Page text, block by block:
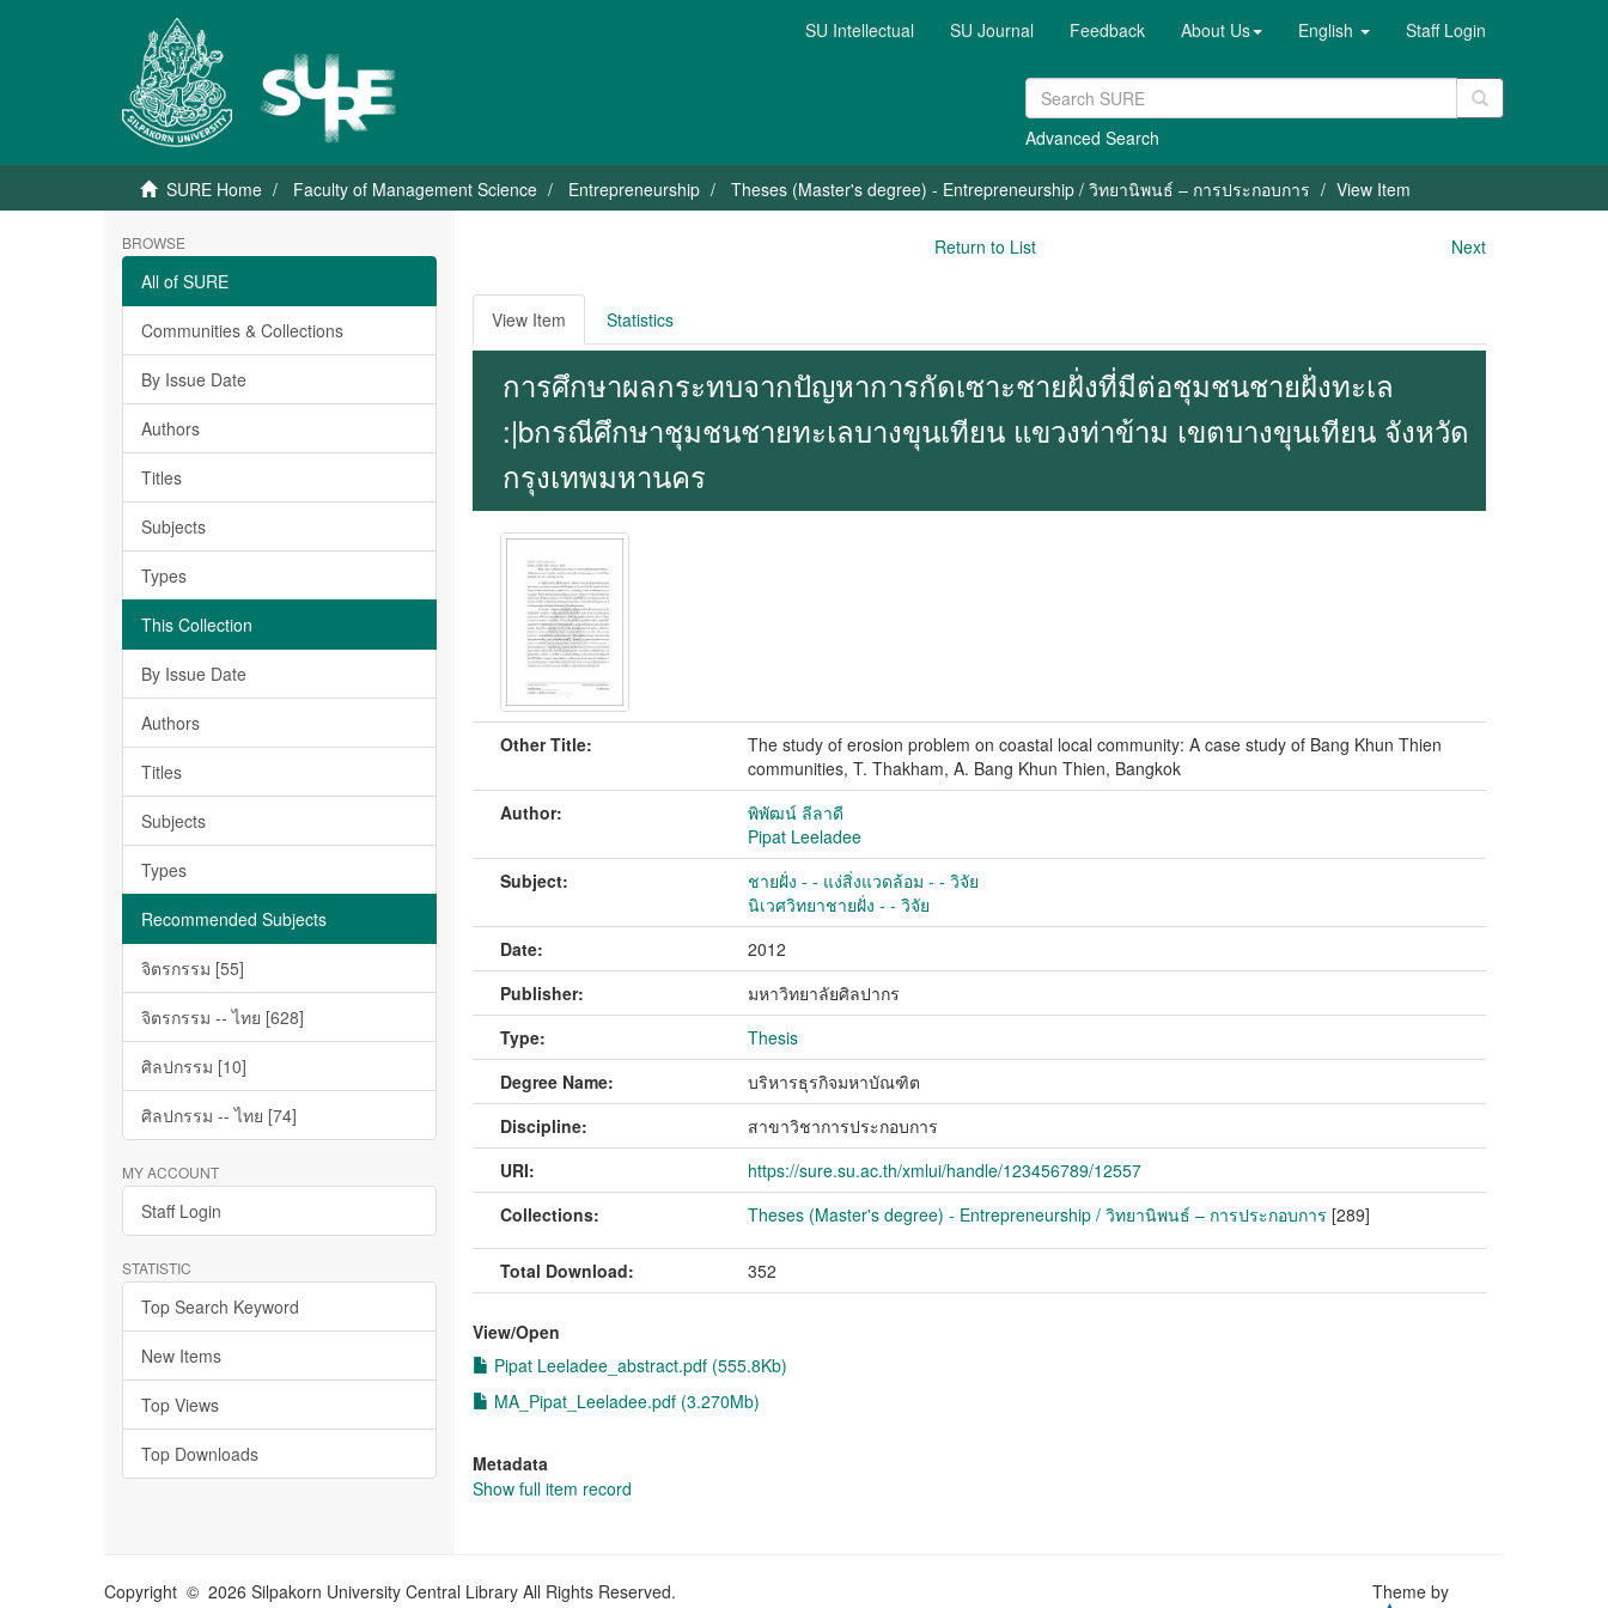
SU Intellectual SU Journal Feedback About Us English Staff Login
Advanced Search
SURE Home Faculty of Management Science Entrepreneurship Theses (Master's degree) - Entrepreneurship / วิทยานิพนธ์ – การประกอบการ View Item
BROWSE
All of SURE
Communities & Collections
By Issue Date
Authors
Titles
Subjects
Types
This Collection
By Issue Date
Authors
Titles
Subjects
Types
Recommended Subjects
จิตรกรรม [55]
จิตรกรรม -- ไทย [628]
ศิลปกรรม [10]
ศิลปกรรม -- ไทย [74]
MY ACCOUNT
Staff Login
STATISTIC
Top Search Keyword
New Items
Top Views
Top Downloads
Return to List Next
View Item Statistics
การศึกษาผลกระทบจากปัญหาการกัดเซาะชายฝั่งที่มีต่อชุมชนชายฝั่งทะเล
:|bกรณีศึกษาชุมชนชายทะเลบางขุนเทียน แขวงท่าข้าม เขตบางขุนเทียน จังหวัด
กรุงเทพมหานคร
Other Title:
The study of erosion problem on coastal local community: A case study of Bang Khun Thien
communities, T. Thakham, A. Bang Khun Thien, Bangkok
Author:
พิพัฒน์ ลีลาดี
Pipat Leeladee
Subject:
ชายฝั่ง - - แง่สิ่งแวดล้อม - - วิจัย
นิเวศวิทยาชายฝั่ง - - วิจัย
Date:
2012
Publisher:
มหาวิทยาลัยศิลปากร
Type:
Thesis
Degree Name:
บริหารธุรกิจมหาบัณฑิต
Discipline:
สาขาวิชาการประกอบการ
URI:
https://sure.su.ac.th/xmlui/handle/123456789/12557
Collections:
Theses (Master's degree) - Entrepreneurship / วิทยานิพนธ์ – การประกอบการ [289]
Total Download: 352
View/Open
Pipat Leeladee_abstract.pdf (555.8Kb)
MA_Pipat_Leeladee.pdf (3.270Mb)
Metadata
Show full item record
Copyright © 2026 Silpakorn University Central Library All Rights Reserved. Theme by